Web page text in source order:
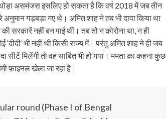
असमंजस इसलिए हो सकता है कि वर्ष 2018 में जब तीन
अनुमान गड़बड़ा गए थे। अमित शाह ने तब भी दावा किया था
सरकारें नहीं बन पाईं थीं। तब तो न कोरोना था, न ही
भी नहीं थी किसी राज्य में। परंतु अमित शाह ने ही जब
सीटें मिलेंगी तो वह साबित भी हो गया। ममता का कहना कुछ
फ़ाइनल खेला जा रहा है।
round (Phase I of Bengal